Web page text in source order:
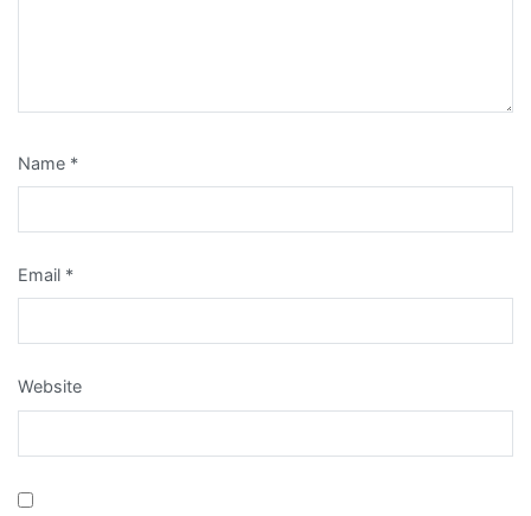
Name *
Email *
Website